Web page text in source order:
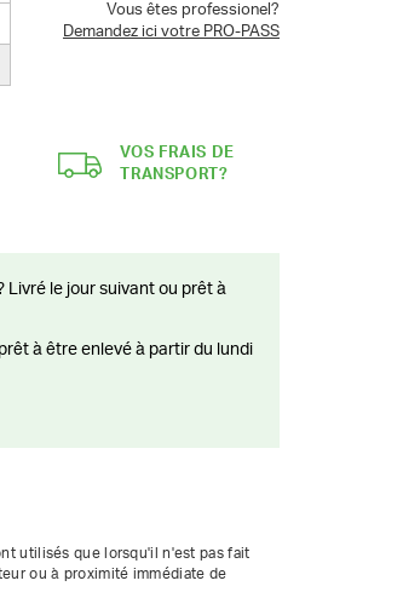
Vous êtes professionel?
Demandez ici votre PRO-PASS
VOS FRAIS DE
TRANSPORT?
utilisés que lorsqu'il n'est pas fait
ou à proximité immédiate de